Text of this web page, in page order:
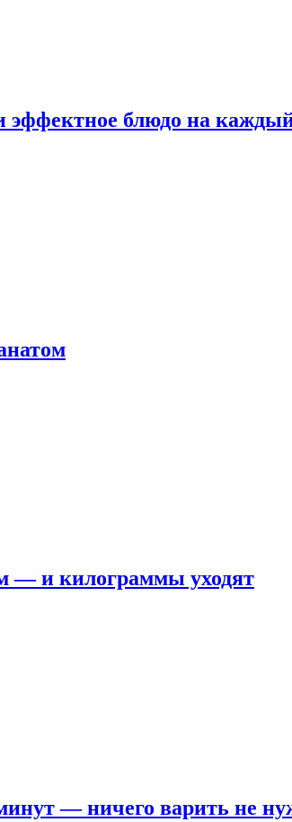
эффектное блюдо на
— и килограммы уходят
— ничего варить не